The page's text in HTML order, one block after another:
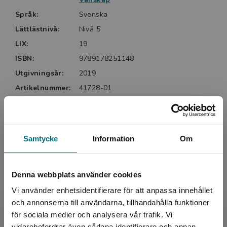
Samtycke Information Om
Denna webbplats använder cookies
Vi använder enhetsidentifierare för att anpassa innehållet
och annonserna till användarna, tillhandahålla funktioner
för sociala medier och analysera vår trafik. Vi
Språk:
Svenska
Lättlästnivå:
Nivå 5
LIX:
19
ISBN:
9789178251148
Utgivningsår:
2019
Artikelnummer:
41728-01
Köp- och leveransvillkor
Upphovspersoner